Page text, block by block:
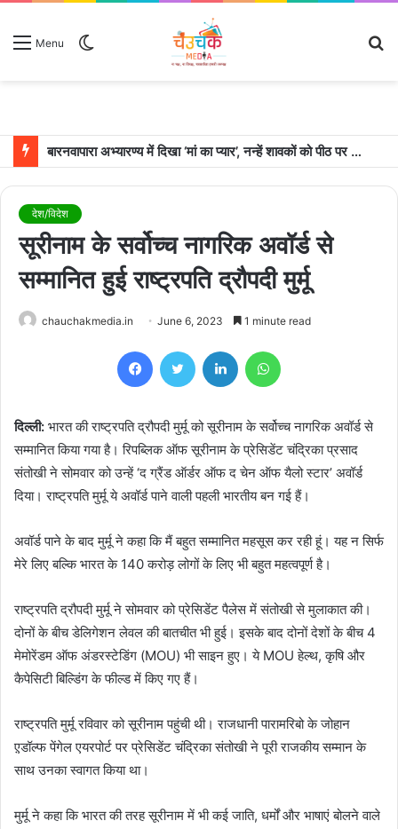
Menu
बारनवापारा अभ्यारण्य में दिखा ‘मां का प्यार’, नन्हें शावकों को पीठ पर बैठाकर घूमती दिखी मादा भालू
देश/विदेश
सूरीनाम के सर्वोच्च नागरिक अवॉर्ड से
सम्मानित हुई राष्ट्रपति द्रौपदी मुर्मू
chauchakmedia.in June 6, 2023 1 minute read
FacebookTwitter LinkedIn
दिल्ली: भारत की राष्ट्रपति द्रौपदी मुर्मू को सूरीनाम के सर्वोच्च नागरिक अवॉर्ड से
सम्मानित किया गया है। रिपब्लिक ऑफ सूरीनाम के प्रेसिडेंट चंद्रिका प्रसाद
संतोखी ने सोमवार को उन्हें ‘द ग्रैंड ऑर्डर ऑफ द चेन ऑफ यैलो स्टार’ अवॉर्ड
दिया। राष्ट्रपति मुर्मू ये अवॉर्ड पाने वाली पहली भारतीय बन गई हैं।
अवॉर्ड पाने के बाद मुर्मू ने कहा कि मैं बहुत सम्मानित महसूस कर रही हूं। यह न सिर्फ
मेरे लिए बल्कि भारत के 140 करोड़ लोगों के लिए भी बहुत महत्वपूर्ण है।
राष्ट्रपति द्रौपदी मुर्मू ने सोमवार को प्रेसिडेंट पैलेस में संतोखी से मुलाकात की।
दोनों के बीच डेलिगेशन लेवल की बातचीत भी हुई। इसके बाद दोनों देशों के बीच 4
मेमोरेंडम ऑफ अंडरस्टेडिंग (MOU) भी साइन हुए। ये MOU हेल्थ, कृषि और
कैपेसिटी बिल्डिंग के फील्ड में किए गए हैं।
राष्ट्रपति मुर्मू रविवार को सूरीनाम पहुंची थी। राजधानी पारामरिबो के जोहान
ए़डॉल्फ पेंगेल एयरपोर्ट पर प्रेसिडेंट चंद्रिका संतोखी ने पूरी राजकीय सम्मान के
साथ उनका स्वागत किया था।
मुर्मू ने कहा कि भारत की तरह सूरीनाम में भी कई जाति, धर्मों और भाषाएं बोलने वाले